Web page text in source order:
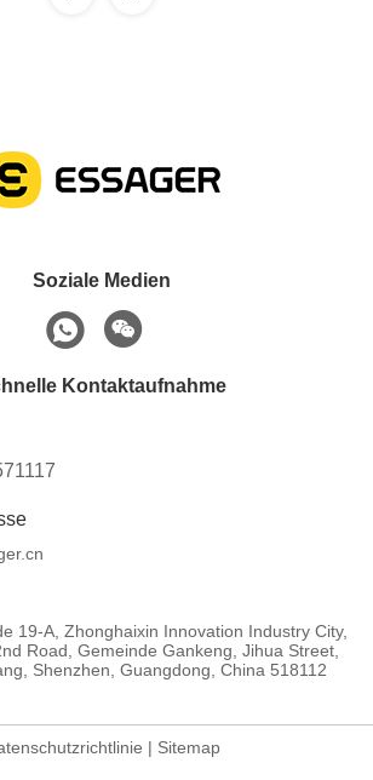
Soziale Medien
Kontaktaufnahme
19-A, Zhonghaixin Innovation Industry City,
Road, Gemeinde Gankeng, Jihua Street,
Shenzhen, Guangdong, China 518112
| Sitemap